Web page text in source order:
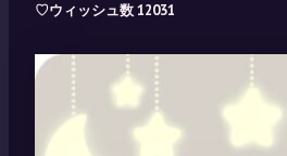
♡ウィッシュ数 12031